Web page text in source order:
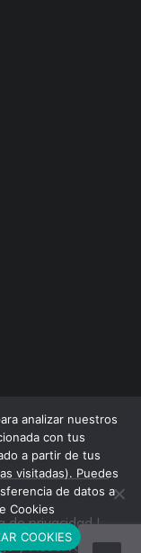
de privacidad|
y Reserva
analizar nuestros
con tus
a partir de tus
visitadas). Puedes
de datos a
Cookies
COOKIES